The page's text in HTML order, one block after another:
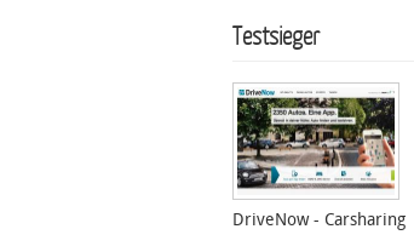
Testsieger
DriveNow - Carsharing